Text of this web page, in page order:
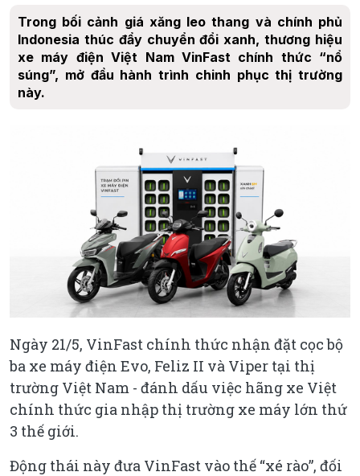
Trong bối cảnh giá xăng leo thang và chính phủ
Indonesia thúc đẩy chuyển đổi xanh, thương hiệu
xe máy điện Việt Nam VinFast chính thức “nổ
súng”, mở đầu hành trình chinh phục thị trường
này.
Ngày 21/5, VinFast chính thức nhận đặt cọc bộ
ba xe máy điện Evo, Feliz II và Viper tại thị
trường Việt Nam - đánh dấu việc hãng xe Việt
chính thức gia nhập thị trường xe máy lớn thứ
3 thế giới.
Động thái này đưa VinFast vào thế “xé rào”, đối